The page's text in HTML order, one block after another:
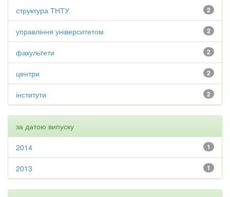
2
структура ТНТУ
2
управління університетом
2
факультети
2
центри
2
інститути
за датою випуску
1
2014
1
2013